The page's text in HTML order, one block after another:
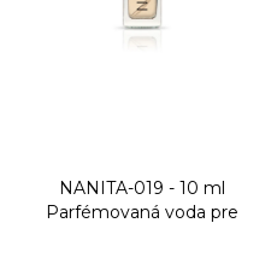
NANITA-019 - 10 ml
Parfémovaná voda pre